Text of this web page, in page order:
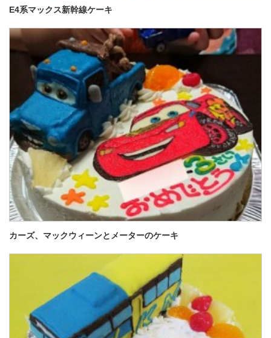
E4系マックス新幹線ケーキ
カーズ、マックウィーンとメーターのケーキ